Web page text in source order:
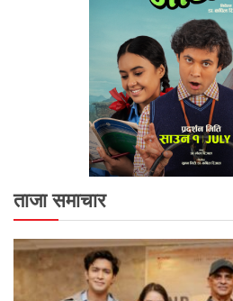
ताजा समाचार